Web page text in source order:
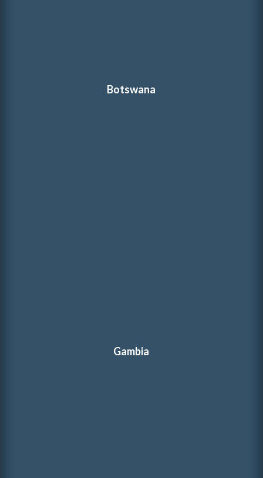
Botswana
Gambia